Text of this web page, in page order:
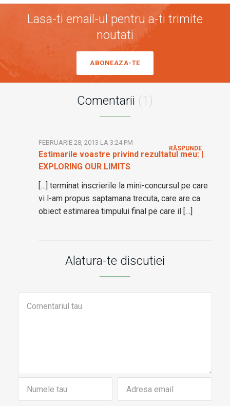
Lasa-ti email-ul pentru a-ti trimite
noutati
ABONEAZA-TE
Comentarii (1)
Estimarile voastre privind rezultatul meu: |
EXPLORING OUR LIMITS
FEBRUARIE 28, 2013 LA 3:24 PM
[…] terminat inscrierile la mini-concursul pe care
vi l-am propus saptamana trecuta, care are ca
obiect estimarea timpului final pe care il […]
RĂSPUNDE
Alatura-te discutiei